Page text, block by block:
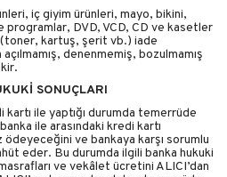
iç giyim ürünleri, mayo, bikini,
programlar, DVD, VCD, CD ve kasetler
kartuş, şerit vb.) iade
denenmemiş, bozulmamış
SONUÇLARI
ile yaptığı durumda temerrüde
ile arasındaki kredi kartı
ve bankaya karşı sorumlu
eder. Bu durumda ilgili banka hukuki
ve vekâlet ücretini ALICI’dan